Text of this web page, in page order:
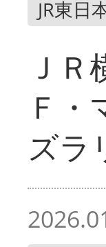
JR東日
Ｊ
Ｆ
ズラ